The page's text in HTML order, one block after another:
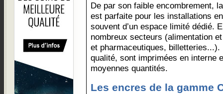
De par son faible encombrement,
est parfaite pour les installations
souvent d’un espace limité dédié.
nombreux secteurs (alimentation
et pharmaceutiques,
qualité, sont imprimées en interne
moyennes quantités.
Les encres de la gamme